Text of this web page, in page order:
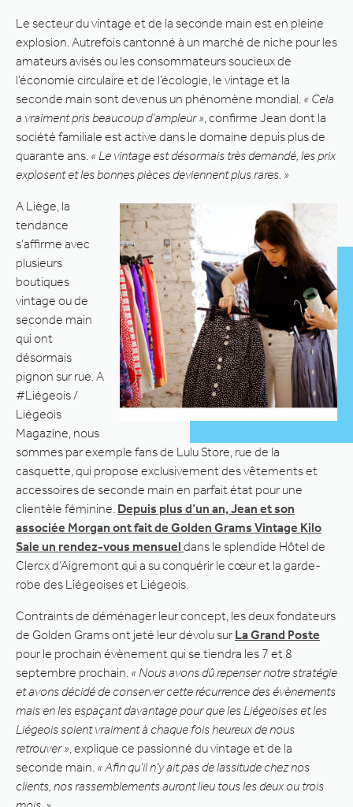
Le secteur du vintage et de la seconde main est en pleine
explosion. Autrefois cantonné à un marché de niche pour les
amateurs avisés ou les consommateurs soucieux de
l’économie circulaire et de l’écologie, le vintage et la
seconde main sont devenus un phénomène mondial. « Cela
a vraiment pris beaucoup d’ampleur » , confirme Jean dont la
société familiale est active dans le domaine depuis plus de
quarante ans. « Le vintage est désormais très demandé, les prix
explosent et les bonnes pièces deviennent plus rares. »
A Liège, la
tendance
s’affirme avec
plusieurs
boutiques
vintage ou de
seconde main
qui ont
désormais
pignon sur rue. A
#Liégeois /
Liégeois
Magazine, nous
sommes par exemple fans de Lulu Store, rue de la
casquette, qui propose exclusivement des vêtements et
accessoires de seconde main en parfait état pour une
clientèle féminine. Depuis plus d’un an, Jean et son
associée Morgan ont fait de Golden Grams Vintage Kilo
Sale un rendez-vous mensuel dans le splendide Hôtel de
Clercx d’Aigremont qui a su conquérir le cœur et la garde-
robe des Liégeoises et Liégeois.
Contraints de déménager leur concept, les deux fondateurs
de Golden Grams ont jeté leur dévolu sur La Grand Poste
pour le prochain évènement qui se tiendra les 7 et 8
septembre prochain. « Nous avons dû repenser notre stratégie
et avons décidé de conserver cette récurrence des évènements
mais en les espaçant davantage pour que les Liégeoises et les
Liégeois soient vraiment à chaque fois heureux de nous
retrouver » , explique ce passionné du vintage et de la
seconde main. « Afin qu’il n’y ait pas de lassitude chez nos
clients, nos rassemblements auront lieu tous les deux ou trois